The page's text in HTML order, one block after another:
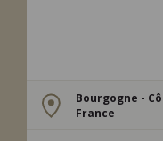
Bourgogne -
France